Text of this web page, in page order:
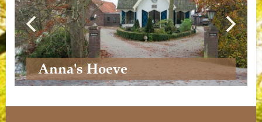
Anna's Hoeve
Anna's Voorhuis
Anna's Gevelsteen
Anna's woonkamer
Anna's Keuken
Opkamer
leeshoek
Geinkamer
Bijlmerlust
wirlpool ligbad
Anna Haen kamer
terras
bruggetje en tuin
omheinde tuin